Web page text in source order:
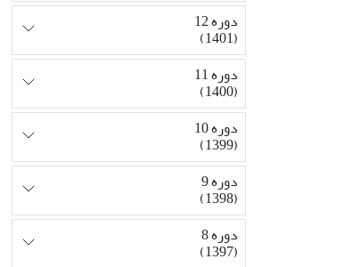
دوره 12
(1401)
دوره 11
(1400)
دوره 10
(1399)
دوره 9
(1398)
دوره 8
(1397)